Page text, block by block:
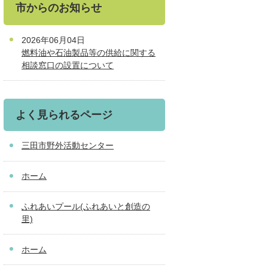
市からのお知らせ
2026年06月04日
燃料油や石油製品等の供給に関する
相談窓口の設置について
よく見られるページ
三田市野外活動センター
ホーム
ふれあいプール(ふれあいと創造の
里)
ホーム